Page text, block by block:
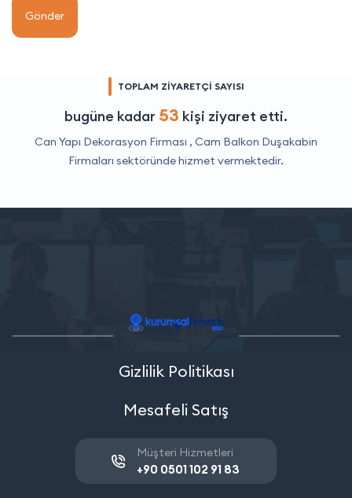
Gönder
TOPLAM ZİYARETÇİ SAYISI
bugüne kadar 53 kişi ziyaret etti.
Can Yapı Dekorasyon Firması , Cam Balkon Duşakabin
Firmaları sektöründe hizmet vermektedir.
Gizlilik Politikası
Mesafeli Satış
Müşteri Hizmetleri
+90 0501 102 91 83